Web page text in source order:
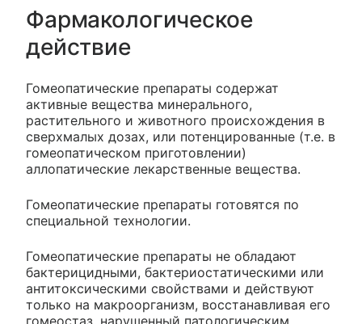
Фармакологическое
действие
Гомеопатические препараты содержат
активные вещества минерального,
растительного и животного происхождения в
сверхмалых дозах, или потенцированные (т.е. в
гомеопатическом приготовлении)
аллопатические лекарственные вещества.
Гомеопатические препараты готовятся по
специальной технологии.
Гомеопатические препараты не обладают
бактерицидными, бактериостатическими или
антитоксическими свойствами и действуют
только на макроорганизм, восстанавливая его
гомеостаз, нарушенный патологическим